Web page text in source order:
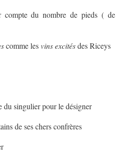
compte du nombre de pieds ( de
comme lesvins excitésdes Riceys
du singulier pour le désigner
de ses chers confrères